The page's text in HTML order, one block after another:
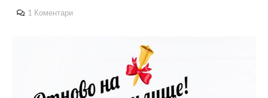
1 Коментари